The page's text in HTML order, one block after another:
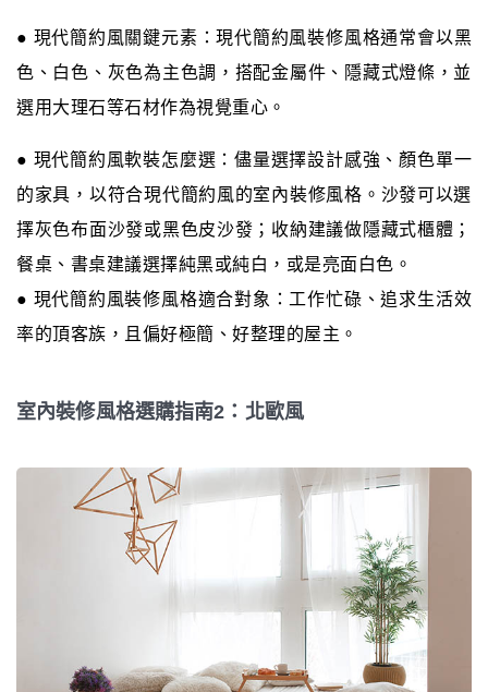
● 現代簡約風關鍵元素：現代簡約風裝修風格通常會以黑
色、白色、灰色為主色調，搭配金屬件、隱藏式燈條，並
選用大理石等石材作為視覺重心。
● 現代簡約風軟裝怎麼選：儘量選擇設計感強、顏色單一
的家具，以符合現代簡約風的室內裝修風格。沙發可以選
擇灰色布面沙發或黑色皮沙發；收納建議做隱藏式櫃體；
餐桌、書桌建議選擇純黑或純白，或是亮面白色。
● 現代簡約風裝修風格適合對象：工作忙碌、追求生活效
率的頂客族，且偏好極簡、好整理的屋主。
室內裝修風格選購指南2：北歐風